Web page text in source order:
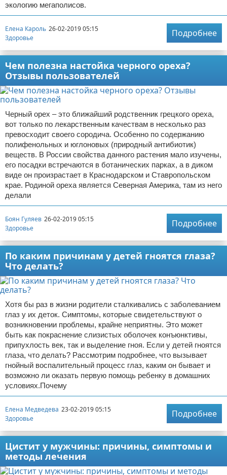
экологию мегаполисов.
Елена Кароль 26-02-2019 05:15
Здоровье
Подробнее
Чем полезна настойка черного ореха?
Отзывы пользователей
Черный орех – это ближайший родственник грецкого ореха,
вот только по лекарственным качествам в несколько раз
превосходит своего сородича. Особенно по содержанию
полифенольных и юглоновых (природный антибиотик)
веществ. В России свойства данного растения мало изучены,
его посадки встречаются в ботанических парках, а в диком
виде он произрастает в Краснодарском и Ставропольском
крае. Родиной ореха является Северная Америка, там из него
делали
Боян Гуляев 26-02-2019 05:15
Здоровье
Подробнее
По каким причинам у детей гноятся глаза?
Что делать?
Хотя бы раз в жизни родители сталкивались с заболеванием
глаз у их деток. Симптомы, которые свидетельствуют о
возникновении проблемы, крайне неприятны. Это может
быть как покраснение слизистых оболочек конъюнктивы,
припухлость век, так и выделение гноя. Если у детей гноятся
глаза, что делать? Рассмотрим подробнее, что вызывает
гнойный воспалительный процесс глаз, каким он бывает и
возможно ли оказать первую помощь ребенку в домашних
условиях.Почему
Елена Медведева 23-02-2019 05:15
Здоровье
Подробнее
Цистит у мужчины: причины, симптомы и
методы лечения